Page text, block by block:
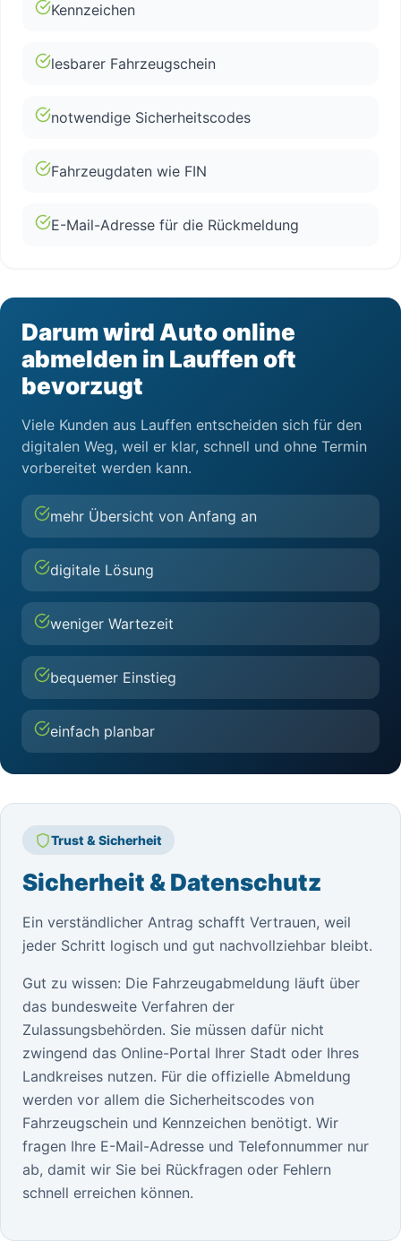
Kennzeichen
lesbarer Fahrzeugschein
notwendige Sicherheitscodes
Fahrzeugdaten wie FIN
E-Mail-Adresse für die Rückmeldung
Darum wird Auto online
abmelden in Lauffen oft
bevorzugt
Viele Kunden aus Lauffen entscheiden sich für den
digitalen Weg, weil er klar, schnell und ohne Termin
vorbereitet werden kann.
mehr Übersicht von Anfang an
digitale Lösung
weniger Wartezeit
bequemer Einstieg
einfach planbar
Trust & Sicherheit
Sicherheit & Datenschutz
Ein verständlicher Antrag schafft Vertrauen, weil
jeder Schritt logisch und gut nachvollziehbar bleibt.
Gut zu wissen: Die Fahrzeugabmeldung läuft über
das bundesweite Verfahren der
Zulassungsbehörden. Sie müssen dafür nicht
zwingend das Online-Portal Ihrer Stadt oder Ihres
Landkreises nutzen. Für die offizielle Abmeldung
werden vor allem die Sicherheitscodes von
Fahrzeugschein und Kennzeichen benötigt. Wir
fragen Ihre E-Mail-Adresse und Telefonnummer nur
ab, damit wir Sie bei Rückfragen oder Fehlern
schnell erreichen können.